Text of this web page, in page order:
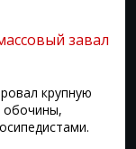
крупную
обочины,